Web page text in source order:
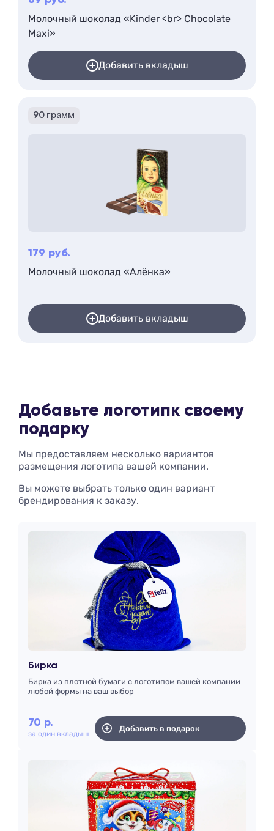
Молочный шоколад «Kinder <br> Chocolate
Maxi»
Добавить вкладыш
90 грамм
179 руб.
Молочный шоколад «Алёнка»
Добавить вкладыш
Добавьте логотипк своему
подарку
Мы предоставляем несколько вариантов
размещения логотипа вашей компании.
Вы можете выбрать только один вариант
брендирования к заказу.
Бирка
Бирка из плотной бумаги с логотипом вашей компании
любой формы на ваш выбор
70 р.
за один вкладыш
Добавить в подарок